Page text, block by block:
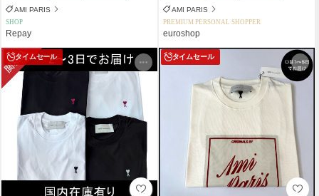
AMI PARIS
SHOP
Repay
AMI PARIS
PREMIUM PERSONAL SHOPPER
euroshop
タイムセール タイムセール